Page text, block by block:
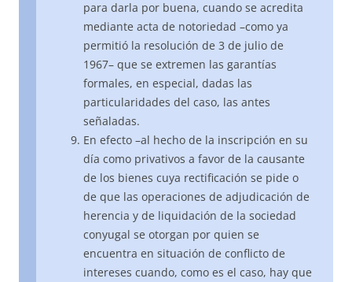
para darla por buena, cuando se acredita
mediante acta de notoriedad –como ya
permitió la resolución de 3 de julio de
1967– que se extremen las garantías
formales, en especial, dadas las
particularidades del caso, las antes
señaladas.
En efecto –al hecho de la inscripción en su
día como privativos a favor de la causante
de los bienes cuya rectificación se pide o
de que las operaciones de adjudicación de
herencia y de liquidación de la sociedad
conyugal se otorgan por quien se
encuentra en situación de conflicto de
intereses cuando, como es el caso, hay que